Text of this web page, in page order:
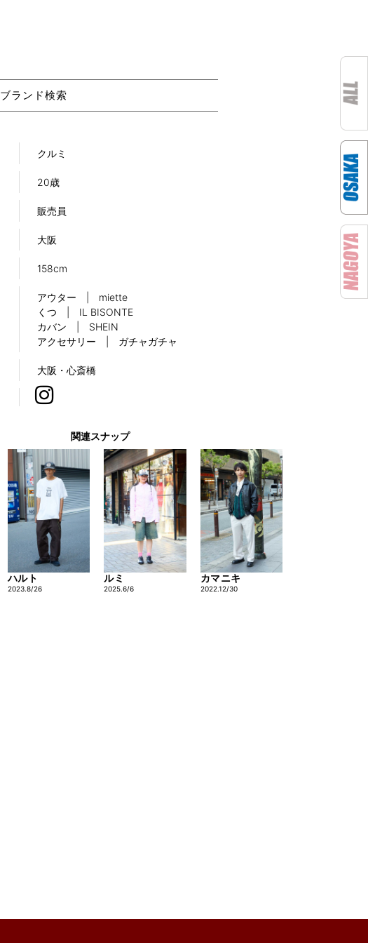
ブランド検索
クルミ
20歳
販売員
大阪
158cm
アウター | miette
くつ | IL BISONTE
カバン | SHEIN
アクセサリー | ガチャガチャ
大阪・心斎橋
関連スナップ
ハルト
2023.8/26
ルミ
2025.6/6
カマニキ
2022.12/30